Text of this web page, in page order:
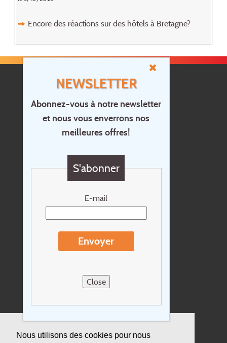
Nous utilisons des cookies pour nous
NEWSLETTER
Abonnez-vous à notre newsletter
et nous vous enverrons nos
meilleures offres!
S'abonner
E-mail
Envoyer
Close
Encore des réactions sur des hôtels à Bretagne?
Accueil
Contact
Questions?
Newsletter
Conditions de voyage
Sitemap
Assurance